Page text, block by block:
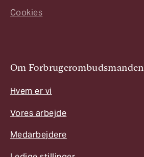
Cookies
Om Forbrugerombudsmanden
Hvem er vi
Vores arbejde
Medarbejdere